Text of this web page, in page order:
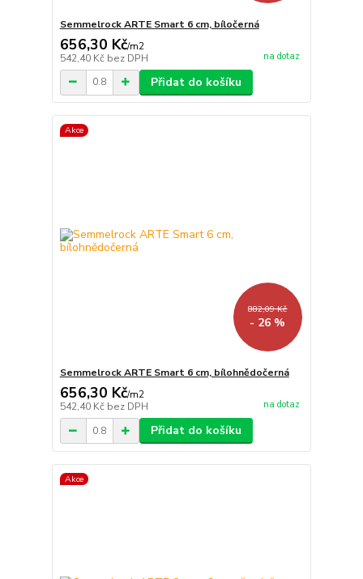
Semmelrock ARTE Smart 6 cm, bíločerná
656,30 Kč/m2
542,40 Kč bez DPH na dotaz
Přidat do košíku
Akce
882,09 Kč
- 26 %
Semmelrock ARTE Smart 6 cm, bílohnědočerná
656,30 Kč/m2
542,40 Kč bez DPH na dotaz
Přidat do košíku
Akce